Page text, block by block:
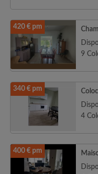
420 € pm
9
340 € pm
4
400 € pm